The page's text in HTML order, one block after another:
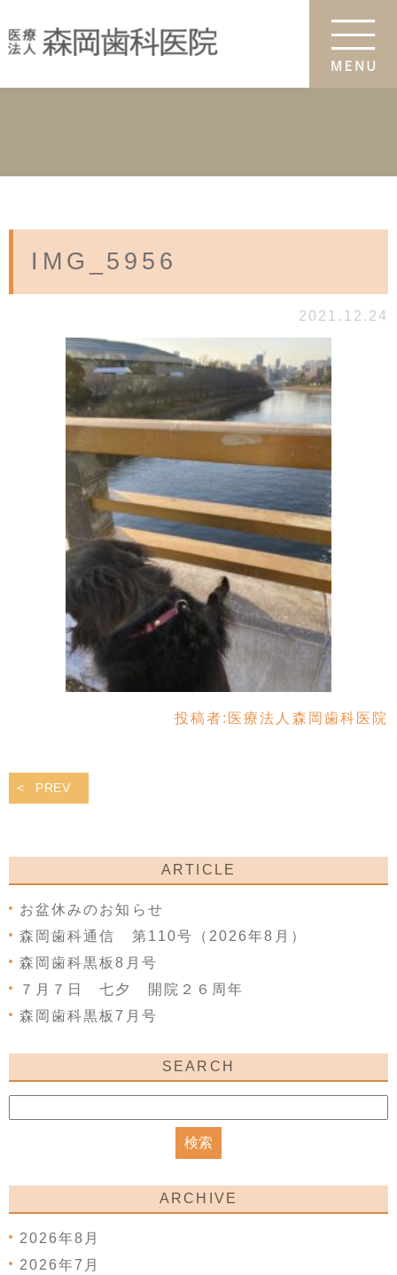
IMG_5956
2021.12.24
投稿者: 医療法人森岡歯科医院
PREV
ARTICLE
お盆休みのお知らせ
森岡歯科通信 第110号（2026年8月）
森岡歯科黒板8月号
７月７日 七夕 開院２６周年
森岡歯科黒板7月号
SEARCH
ARCHIVE
2026年8月
2026年7月